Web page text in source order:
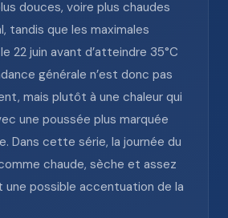
douces, voire plus chaudes
tandis que les maximales
22 juin avant d’atteindre 35°C
générale n’est donc pas
mais plutôt à une chaleur qui
une poussée plus marquée
Dans cette série, la journée du
chaude, sèche et assez
une possible accentuation de la